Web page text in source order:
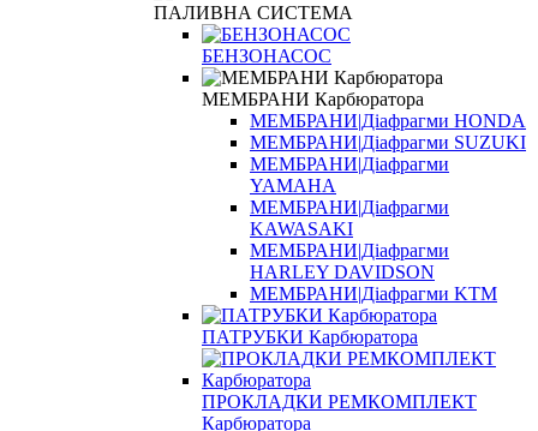
ПАЛИВНА СИСТЕМА
БЕНЗОНАСОС
МЕМБРАНИ Карбюратора
МЕМБРАНИ|Діафрагми HONDA
МЕМБРАНИ|Діафрагми SUZUKI
МЕМБРАНИ|Діафрагми
YAMAHA
МЕМБРАНИ|Діафрагми
KAWASAKI
МЕМБРАНИ|Діафрагми
HARLEY DAVIDSON
МЕМБРАНИ|Діафрагми KTM
ПАТРУБКИ Карбюратора
ПРОКЛАДКИ РЕМКОМПЛЕКТ
Карбюратора